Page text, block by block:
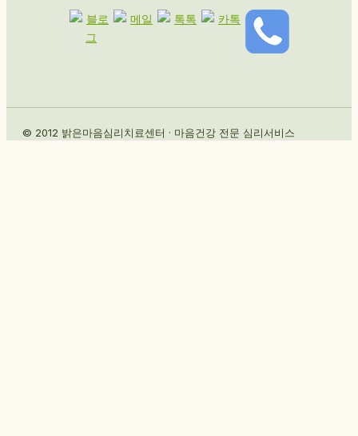
© 2012 밝은마음심리치료센터 · 마음건강 전문 심리서비스